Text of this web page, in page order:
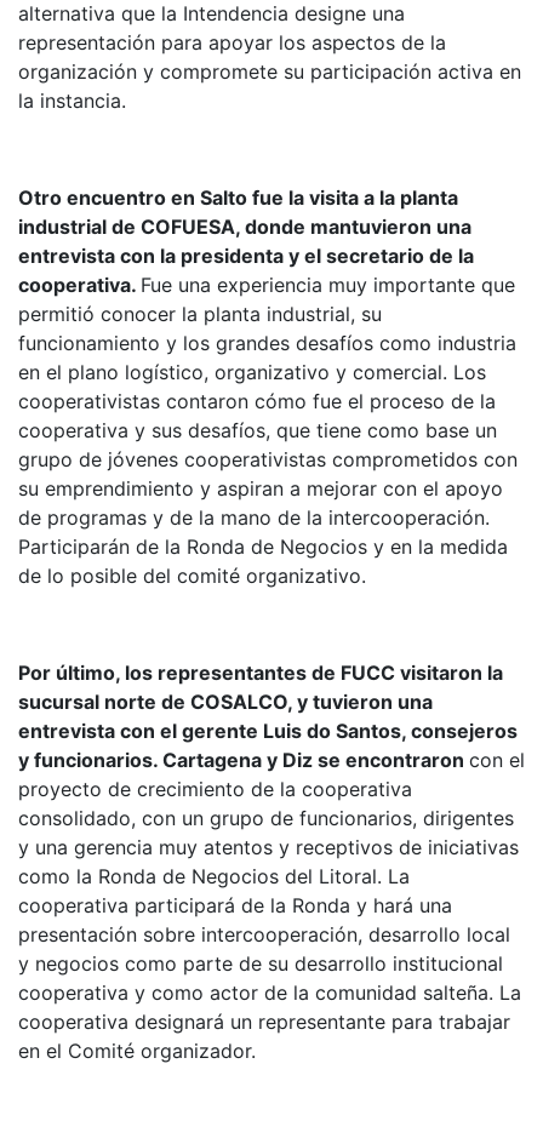
alternativa que la Intendencia designe una
representación para apoyar los aspectos de la
organización y compromete su participación activa en
la instancia.
Otro encuentro en Salto fue la visita a la planta
industrial de COFUESA, donde mantuvieron una
entrevista con la presidenta y el secretario de la
cooperativa. Fue una experiencia muy importante que
permitió conocer la planta industrial, su
funcionamiento y los grandes desafíos como industria
en el plano logístico, organizativo y comercial. Los
cooperativistas contaron cómo fue el proceso de la
cooperativa y sus desafíos, que tiene como base un
grupo de jóvenes cooperativistas comprometidos con
su emprendimiento y aspiran a mejorar con el apoyo
de programas y de la mano de la intercooperación.
Participarán de la Ronda de Negocios y en la medida
de lo posible del comité organizativo.
Por último, los representantes de FUCC visitaron la
sucursal norte de COSALCO, y tuvieron una
entrevista con el gerente Luis do Santos, consejeros
y funcionarios. Cartagena y Diz se encontraron con el
proyecto de crecimiento de la cooperativa
consolidado, con un grupo de funcionarios, dirigentes
y una gerencia muy atentos y receptivos de iniciativas
como la Ronda de Negocios del Litoral. La
cooperativa participará de la Ronda y hará una
presentación sobre intercooperación, desarrollo local
y negocios como parte de su desarrollo institucional
cooperativa y como actor de la comunidad salteña. La
cooperativa designará un representante para trabajar
en el Comité organizador.